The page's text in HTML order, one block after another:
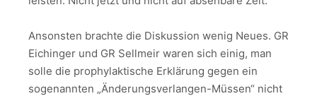
Ansonsten brachte die Diskussion wenig Neues. GR
Eichinger und GR Sellmeir waren sich einig, man
solle die prophylaktische Erklärung gegen ein
sogenannten „Änderungsverlangen-Müssen“ nicht